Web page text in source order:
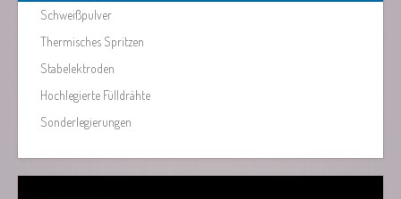
Schweißpulver
Thermisches Spritzen
Stabelektroden
Hochlegierte Fülldrähte
Sonderlegierungen